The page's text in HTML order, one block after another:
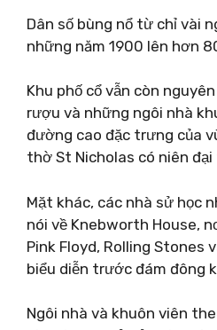
Dân số bùng nổ từ chỉ vài
những năm 1900 lên hơn
Khu phố cổ vẫn còn
rượu và những ngôi nhà
đường cao đặc trưng của
thờ St Nicholas có niên đại
Mặt khác, các nhà sử học
nói về Knebworth House,
Pink Floyd, Rolling Stones
biểu diễn trước đám đông
Ngôi nhà và khuôn viên